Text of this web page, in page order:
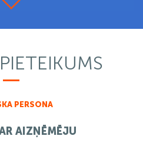
PERSONA
AIZŅĒMĒJU